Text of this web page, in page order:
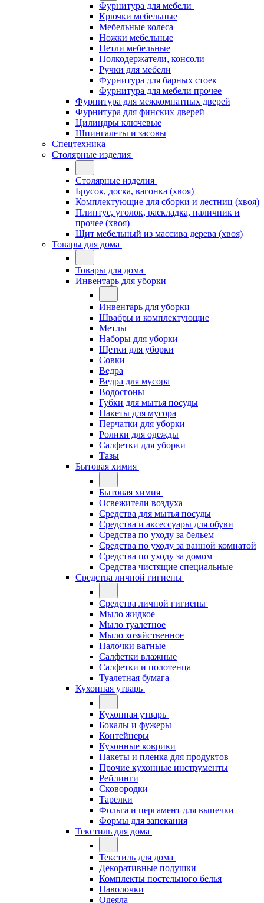
Фурнитура для мебели
Крючки мебельные
Мебельные колеса
Ножки мебельные
Петли мебельные
Полкодержатели, консоли
Ручки для мебели
Фурнитура для барных стоек
Фурнитура для мебели прочее
Фурнитура для межкомнатных дверей
Фурнитура для финских дверей
Цилиндры ключевые
Шпингалеты и засовы
Спецтехника
Столярные изделия
Столярные изделия
Брусок, доска, вагонка (хвоя)
Комплектующие для сборки и лестниц (хвоя)
Плинтус, уголок, раскладка, наличник и
прочее (хвоя)
Щит мебельный из массива дерева (хвоя)
Товары для дома
Товары для дома
Инвентарь для уборки
Инвентарь для уборки
Швабры и комплектующие
Метлы
Наборы для уборки
Щетки для уборки
Совки
Ведра
Ведра для мусора
Водосгоны
Губки для мытья посуды
Пакеты для мусора
Перчатки для уборки
Ролики для одежды
Салфетки для уборки
Тазы
Бытовая химия
Бытовая химия
Освежители воздуха
Средства для мытья посуды
Средства и аксессуары для обуви
Средства по уходу за бельем
Средства по уходу за ванной комнатой
Средства по уходу за домом
Средства чистящие специальные
Средства личной гигиены
Средства личной гигиены
Мыло жидкое
Мыло туалетное
Мыло хозяйственное
Палочки ватные
Салфетки влажные
Салфетки и полотенца
Туалетная бумага
Кухонная утварь
Кухонная утварь
Бокалы и фужеры
Контейнеры
Кухонные коврики
Пакеты и пленка для продуктов
Прочие кухонные инструменты
Рейлинги
Сковородки
Тарелки
Фольга и пергамент для выпечки
Формы для запекания
Текстиль для дома
Текстиль для дома
Декоративные подушки
Комплекты постельного белья
Наволочки
Одеяла